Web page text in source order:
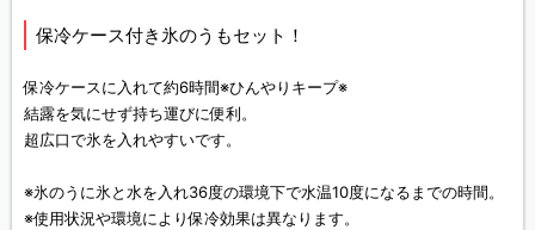
保冷ケース付き氷のうもセット！
保冷ケースに入れて約6時間※ひんやりキープ※
結露を気にせず持ち運びに便利。
超広口で氷を入れやすいです。
※氷のうに氷と水を入れ36度の環境下で水温10度になるまでの時間。
※使用状況や環境により保冷効果は異なります。